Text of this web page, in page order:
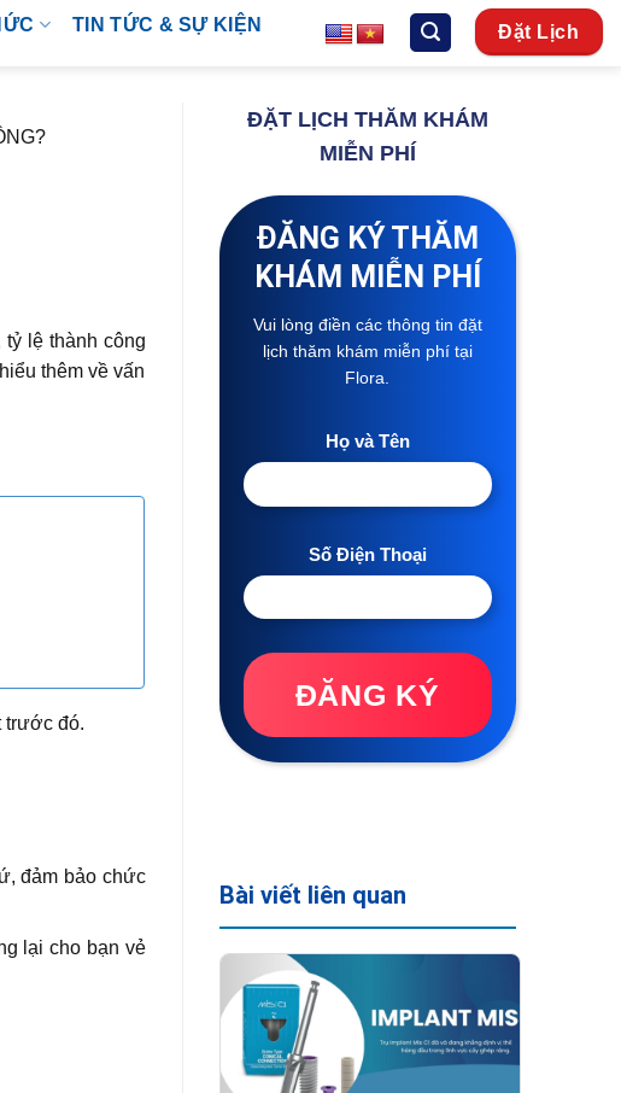
TIN TỨC & SỰ KIỆN Đặt Lịch
lệ thành công
thêm về vấn
trước đó.
đảm bảo chức
lại cho bạn vẻ
ĐẶT LỊCH THĂM KHÁM
MIỄN PHÍ
ĐĂNG KÝ THĂM
KHÁM MIỄN PHÍ
Vui lòng điền các thông tin đặt
lịch thăm khám miễn phí tại
Flora.
Họ và Tên
Số Điện Thoại
ĐĂNG KÝ
Bài viết liên quan